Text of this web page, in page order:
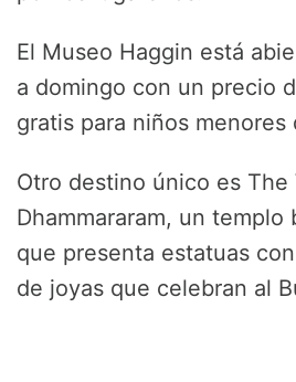
El Museo Haggin está
a domingo con un precio
gratis para niños menores
Otro destino único es The
Dhammararam, un templo
que presenta estatuas
de joyas que celebran al